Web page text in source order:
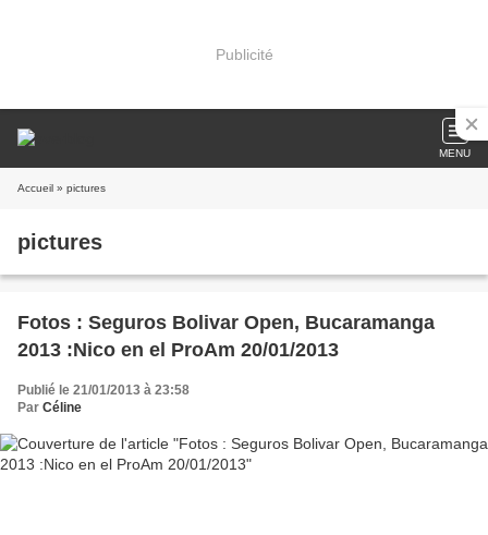
Publicité
MENU
Accueil » pictures
pictures
Fotos : Seguros Bolivar Open, Bucaramanga
2013 :Nico en el ProAm 20/01/2013
Publié le 21/01/2013 à 23:58
Par Céline